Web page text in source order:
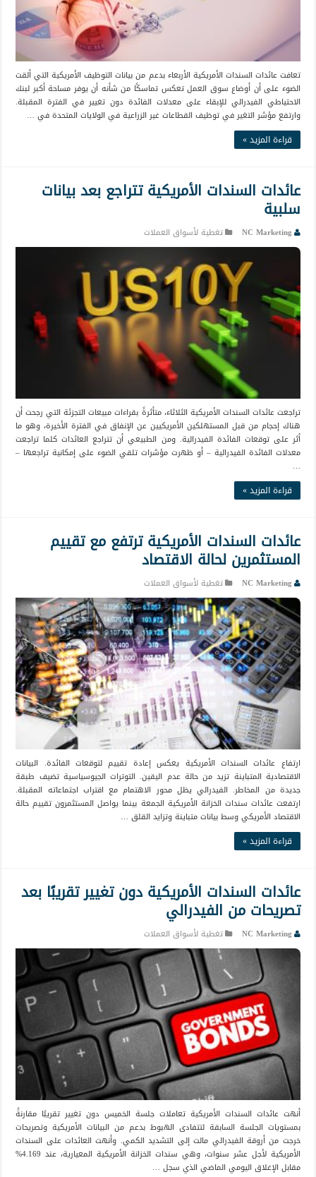
تعافت عائدات السندات الأمريكية الأربعاء بدعم من بيانات التوظيف الأمريكية التي ألقت
الضوء على أن أوضاع سوق العمل تعكس تماسكًا من شأنه أن يوفر مساحة أكبر لبنك
الاحتياطي الفيدرالي للإبقاء على معدلات الفائدة دون تغيير في الفترة المقبلة.
وارتفع مؤشر التغير في توظيف القطاعات غير الزراعية في الولايات المتحدة في …
قراءة المزيد »
عائدات السندات الأمريكية تتراجع بعد بيانات
سلبية
NC Marketing تغطية لأسواق العملات
تراجعت عائدات السندات الأمريكية الثلاثاء، متأثرةً بقراءات مبيعات التجزئة التي رجحت أن
هناك إحجام من قبل المستهلكين الأمريكيين عن الإنفاق في الفترة الأخيرة، وهو ما
أثر على توقعات الفائدة الفيدرالية. ومن الطبيعي أن تتراجع العائدات كلما تراجعت
معدلات الفائدة الفيدرالية – أو ظهرت مؤشرات تلقي الضوء على إمكانية تراجعها –
…
قراءة المزيد »
عائدات السندات الأمريكية ترتفع مع تقييم
المستثمرين لحالة الاقتصاد
NC Marketing تغطية لأسواق العملات
ارتفاع عائدات السندات الأمريكية يعكس إعادة تقييم لتوقعات الفائدة. البيانات
الاقتصادية المتباينة تزيد من حالة عدم اليقين. التوترات الجيوسياسية تضيف طبقة
جديدة من المخاطر. الفيدرالي يظل محور الاهتمام مع اقتراب اجتماعاته المقبلة.
ارتفعت عائدات سندات الخزانة الأمريكية الجمعة بينما يواصل المستثمرون تقييم حالة
الاقتصاد الأمريكي وسط بيانات متباينة وتزايد القلق …
قراءة المزيد »
عائدات السندات الأمريكية دون تغيير تقريبًا بعد
تصريحات من الفيدرالي
NC Marketing تغطية لأسواق العملات
أنهت عائدات السندات الأمريكية تعاملات جلسة الخميس دون تغيير تقريبًا مقارنةً
بمستويات الجلسة السابقة لتتفادى الهبوط بدعم من البيانات الأمريكية وتصريحات
خرجت من أروقة الفيدرالي مالت إلى التشديد الكمي. وأنهت العائدات على السندات
الأمريكية لأجل عشر سنوات، وهي سندات الخزانة الأمريكية المعيارية، عند 4.169%
مقابل الإغلاق اليومي الماضي الذي سجل …